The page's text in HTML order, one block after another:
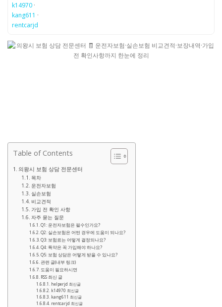
k14970 ·
kang611 ·
rentcarjd
Table of Contents
의왕시 보험 상담 전문센터
목차
운전자보험
실손보험
비교견적
가입 전 확인 사항
자주 묻는 질문
Q1: 운전자보험은 필수인가요?
Q2: 실손보험은 어떤 경우에 도움이 되나요?
Q3: 보험료는 어떻게 결정되나요?
Q4: 특약은 꼭 가입해야 하나요?
Q5: 보험 상담은 어떻게 받을 수 있나요?
관련 글(내부 링크)
도움이 필요하시면
RSS 최신 글
helperjd 최신글
k14970 최신글
kang611 최신글
rentcarjd 최신글